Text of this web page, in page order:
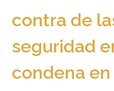
contra de
seguridad
condena